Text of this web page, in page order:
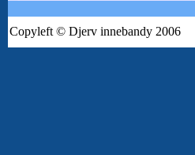
Copyleft © Djerv innebandy 2006